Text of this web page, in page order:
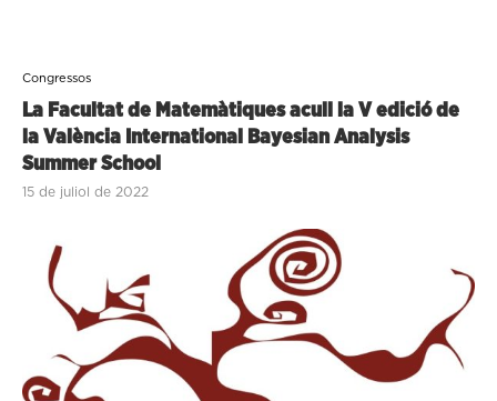
Congressos
La Facultat de Matemàtiques acull la V edició de
la València International Bayesian Analysis
Summer School
15 de juliol de 2022